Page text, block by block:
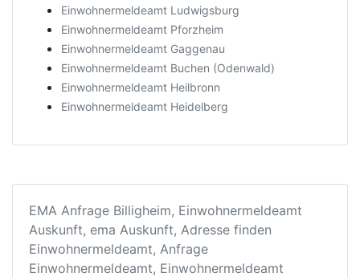
Einwohnermeldeamt Ludwigsburg
Einwohnermeldeamt Pforzheim
Einwohnermeldeamt Gaggenau
Einwohnermeldeamt Buchen (Odenwald)
Einwohnermeldeamt Heilbronn
Einwohnermeldeamt Heidelberg
EMA Anfrage Billigheim, Einwohnermeldeamt
Auskunft, ema Auskunft, Adresse finden
Einwohnermeldeamt, Anfrage
Einwohnermeldeamt, Einwohnermeldeamt